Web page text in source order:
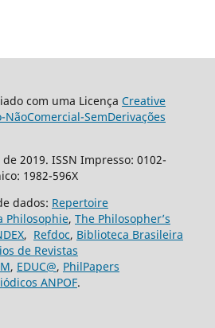
com uma Licença Creative
SemDerivações
2019. ISSN Impresso: 0102-
1982-596X
dados: Repertoire
Philosophie, The Philosopher’s
, Refdoc, Biblioteca Brasileira
de Revistas
, EDUC@, PhilPapers
ANPOF.